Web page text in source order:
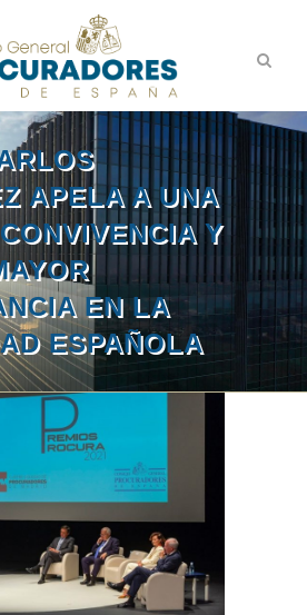
APELA A UNA
Y
EN LA
ESPAÑOLA